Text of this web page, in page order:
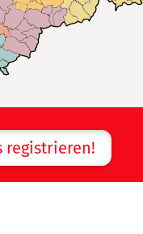
registrieren!